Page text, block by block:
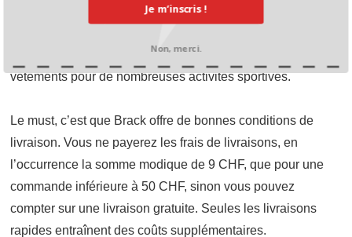
pour gâter tous les résidents. La gamme Brack est
Loisirs, où vous trouverez des équipements et des
vêtements pour de nombreuses activités sportives.
Le must, c’est que Brack offre de bonnes conditions de
livraison. Vous ne payerez les frais de livraisons, en
l’occurrence la somme modique de 9 CHF, que pour une
commande inférieure à 50 CHF, sinon vous pouvez
compter sur une livraison gratuite. Seules les livraisons
rapides entraînent des coûts supplémentaires.
Je m’inscris !
Non, merci.